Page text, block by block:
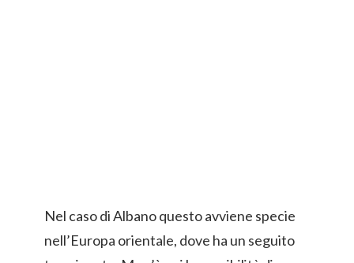
Nel caso di Albano questo avviene specie
nell’Europa orientale, dove ha un seguito